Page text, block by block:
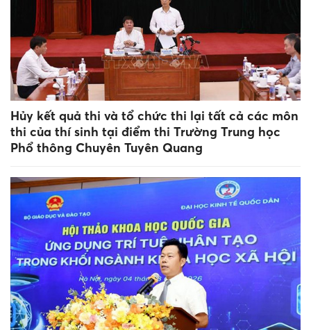
Hủy kết quả thi và tổ chức thi lại tất cả các môn
thi của thí sinh tại điểm thi Trường Trung học
Phổ thông Chuyên Tuyên Quang